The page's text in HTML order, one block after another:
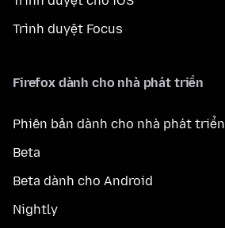
Trình duyệt Focus
Firefox dành cho nhà phát triển
Phiên bản dành cho nhà phát triển
Beta
Beta dành cho Android
Nightly